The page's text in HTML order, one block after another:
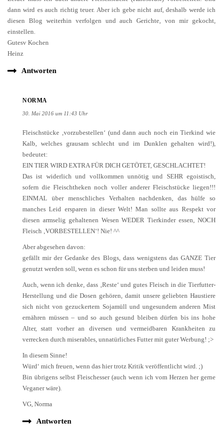
dann wird es auch richtig teuer. Aber ich gebe nicht auf, deshalb werde ich
diesen Blog weiterhin verfolgen und auch Gerichte, von mir gekocht,
einstellen.
Gutesv Kochen
Heinz
Antworten
NORMA
30. Mai 2016 um 11:43 Uhr
Fleischstücke ‚vorzubestellen‘ (und dann auch noch ein Tierkind wie
Kalb, welches grausam schlecht und im Dunklen gehalten wird!),
bedeutet:
EIN TIER WIRD EXTRA FÜR DICH GETÖTET, GESCHLACHTET!
Das ist widerlich und vollkommen unnötig und SEHR egoistisch,
sofern die Fleischtheken noch voller anderer Fleischstücke liegen!!!
EINMAL über menschliches Verhalten nachdenken, das hülfe so
manches Leid ersparen in dieser Welt! Man sollte aus Respekt vor
diesen armselig gehaltenen Wesen WEDER Tierkinder essen, NOCH
Fleisch ‚VORBESTELLEN‘! Nie! ^^
Aber abgesehen davon:
gefällt mir der Gedanke des Blogs, dass wenigstens das GANZE Tier
genutzt werden soll, wenn es schon für uns sterben und leiden muss!
Auch, wenn ich denke, dass ‚Reste‘ und gutes Fleisch in die Tierfutter-
Herstellung und die Dosen gehören, damit unsere geliebten Haustiere
sich nicht von gezuckertem Sojamüll und ungesundem anderen Mist
ernähren müssen – und so auch gesund bleiben dürfen bis ins hohe
Alter, statt vorher an diversen und vermeidbaren Krankheiten zu
verrecken durch miserables, unnatürliches Futter mit guter Werbung! ;>
In diesem Sinne!
Würd‘ mich freuen, wenn das hier trotz Kritik veröffentlicht wird. ;)
Bin übrigens selbst Fleischesser (auch wenn ich vom Herzen her gerne
Veganer wäre).
VG, Norma
Antworten